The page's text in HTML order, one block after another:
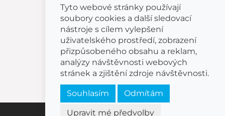
Najděte si prodejce poblíž.
Nebo volejte(+420) 544 224 338.
© 2026 BEMETA
Tyto webové stránky používají
soubory cookies a další sledovací
nástroje s cílem vylepšení
uživatelského prostředí, zobrazení
přizpůsobeného obsahu a reklam,
analýzy návštěvnosti webových
stránek a zjištění zdroje návštěvnosti.
Souhlasím Odmítám
Upravit mé předvolby